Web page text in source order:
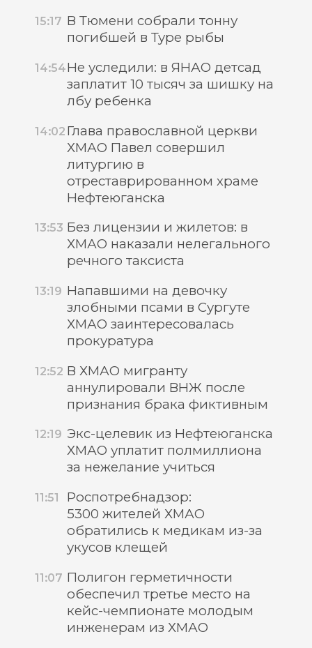
15:17 В Тюмени собрали тонну
погибшей в Туре рыбы
14:54Не уследили: в ЯНАО детсад
заплатит 10 тысяч за шишку на
лбу ребенка
14:02 Глава православной церкви
ХМАО Павел совершил
литургию в
отреставрированном храме
Нефтеюганска
13:53 Без лицензии и жилетов: в
ХМАО наказали нелегального
речного таксиста
13:19 Напавшими на девочку
злобными псами в Сургуте
ХМАО заинтересовалась
прокуратура
12:52 В ХМАО мигранту
аннулировали ВНЖ после
признания брака фиктивным
12:19 Экс-целевик из Нефтеюганска
ХМАО уплатит полмиллиона
за нежелание учиться
11:51
Роспотребнадзор:
5300 жителей ХМАО
обратились к медикам из-за
укусов клещей
11:07 Полигон герметичности
обеспечил третье место на
кейс-чемпионате молодым
инженерам из ХМАО